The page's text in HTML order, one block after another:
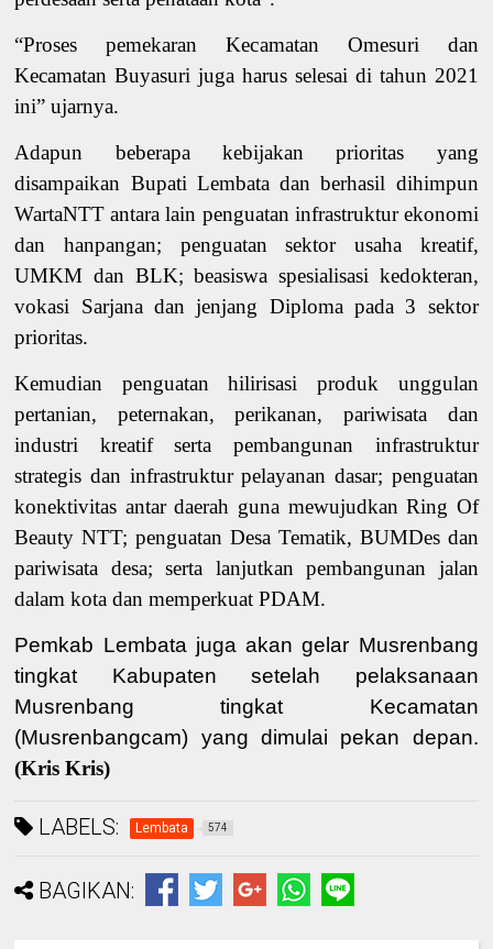
“Proses pemekaran Kecamatan Omesuri dan
Kecamatan Buyasurijugaharus selesai di tahun 2021
ini” ujarnya.
Adapun beberapa kebijakan prioritas yang
disampaikan Bupati Lembata dan berhasil dihimpun
WartaNTT antara lain penguatan infrastruktur ekonomi
dan hanpangan; penguatan sektor usaha kreatif,
UMKM dan BLK; beasiswa spesialisasi kedokteran,
vokasi Sarjana dan jenjang Diploma pada 3 sektor
prioritas.
Kemudian penguatan hilirisasi produk unggulan
pertanian, peternakan, perikanan, pariwisata dan
industri kreatif serta pembangunan infrastruktur
strategis dan infrastruktur pelayanan dasar; penguatan
konektivitas antar daerah guna mewujudkan Ring Of
Beauty NTT; penguatan Desa Tematik, BUMDes dan
pariwisata desa; serta lanjutkan pembangunan jalan
dalam kota dan memperkuat PDAM.
Pemkab Lembata juga akan gelar Musrenbang
tingkat Kabupaten setelah pelaksanaan
Musrenbang tingkat Kecamatan
(Musrenbangcam) yang dimulai pekan depan.
(Kris Kris)
LABELS: Lembata 574
BAGIKAN: